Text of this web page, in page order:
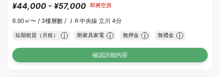
¥44,000 - ¥57,000 即將空房
6.90㎡〜 / 3樓層數 / ＪＲ中央線 立川 4分
短期租賃（月租） 附家具家電 無押金 無禮金
確認詳細內容